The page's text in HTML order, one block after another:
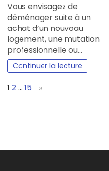
Vous envisagez de
déménager suite à un
achat d’un nouveau
logement, une mutation
professionnelle ou…
Continuer la lecture
Page:
1 2… 15 Next
»